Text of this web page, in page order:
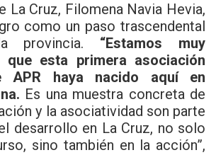
La Cruz, Filomena Navia Hevia,
como un paso trascendental
provincia. “Estamos muy
que esta primera asociación
APR haya nacido aquí en
Es una muestra concreta de
y la asociatividad son parte
desarrollo en La Cruz, no solo
sino también en la acción”,